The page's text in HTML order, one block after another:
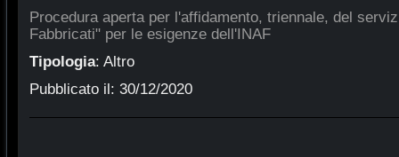
Procedura aperta per l'affidamento, triennale, del
Fabbricati" per le esigenze dell'INAF
Tipologia: Altro
Pubblicato il: 30/12/2020